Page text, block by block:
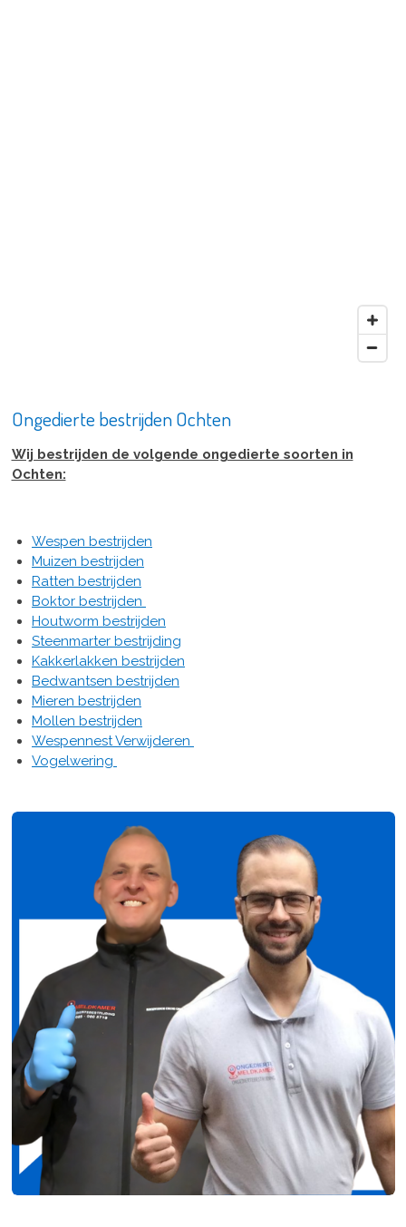
Ongedierte bestrijden Ochten
Wij bestrijden de volgende ongedierte soorten in
Ochten:
Wespen bestrijden
Muizen bestrijden
Ratten bestrijden
Boktor bestrijden
Houtworm bestrijden
Steenmarter bestrijding
Kakkerlakken bestrijden
Bedwantsen bestrijden
Mieren bestrijden
Mollen bestrijden
Wespennest Verwijderen
Vogelwering